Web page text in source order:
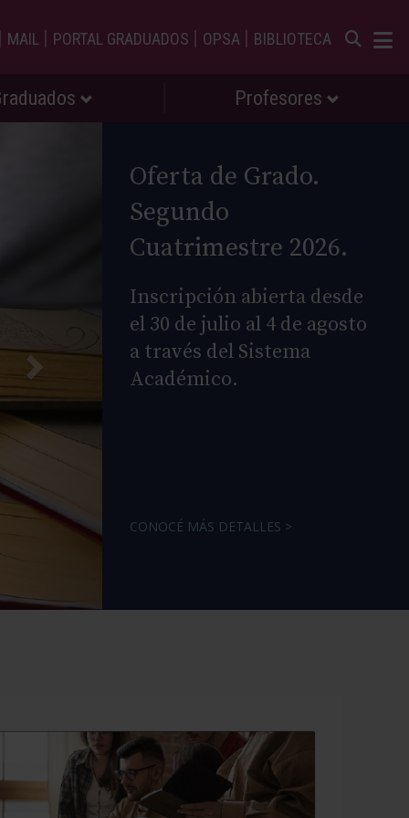
| MAIL | PORTAL GRADUADOS | OPSA | BIBLIOTECA
Profesores
Oferta de Grado.
Segundo
Cuatrimestre 2026.
Inscripción abierta desde
el 30 de julio al 4 de agosto
a través del Sistema
Académico.
CONOCÉ MÁS DETALLES >